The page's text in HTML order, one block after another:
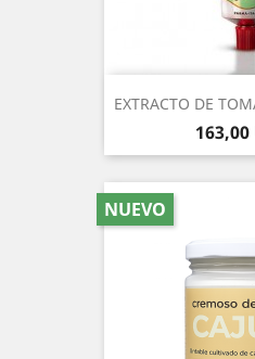
EXTRACTO DE
Precio
163,00
NUEVO